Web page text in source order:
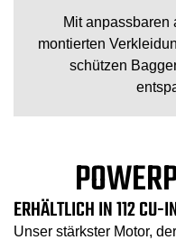
Mit anpassbaren
montierten
schützen
ERHÄLTLICH IN 112 CU-
Unser stärkster Motor,